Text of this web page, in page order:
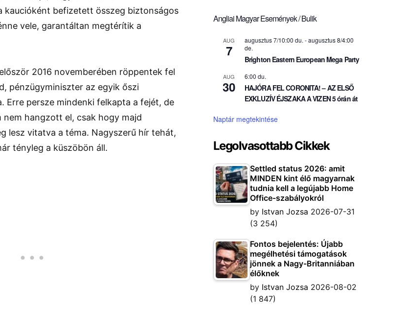
kaucióként befizetett összeg biztonságos
vele, garantáltan megtérítik a
2016 novemberében röppentek fel
pénzügyminiszter az egyik őszi
Erre persze mindenki felkapta a fejét, de
hangzott el, csak hogy majd
lesz vitatva a téma. Nagyszerű hír tehát,
tényleg a küszöbön áll.
Angliai Magyar Események / Bulik
AUG
7
augusztus 7/10:00 du. -augusztus 8/4:00
de.
Brighton Eastern European Mega Party
AUG
30
6:00 du.
HAJÓRA FEL CORONITA! – AZ ELSŐ
EXKLUZÍV ÉJSZAKA A VIZEN 5 órán át
Naptár megtekintése
Legolvasottabb Cikkek
Settled status 2026: amit
MINDEN kint élő magyarnak
tudnia kell a legújabb Home
Office-szabályokról
by Istvan Jozsa 2026-07-31
(3 254)
Fontos bejelentés: Újabb
megélhetési támogatások
jönnek a Nagy-Britanniában
élőknek
by Istvan Jozsa 2026-08-02
(1 847)